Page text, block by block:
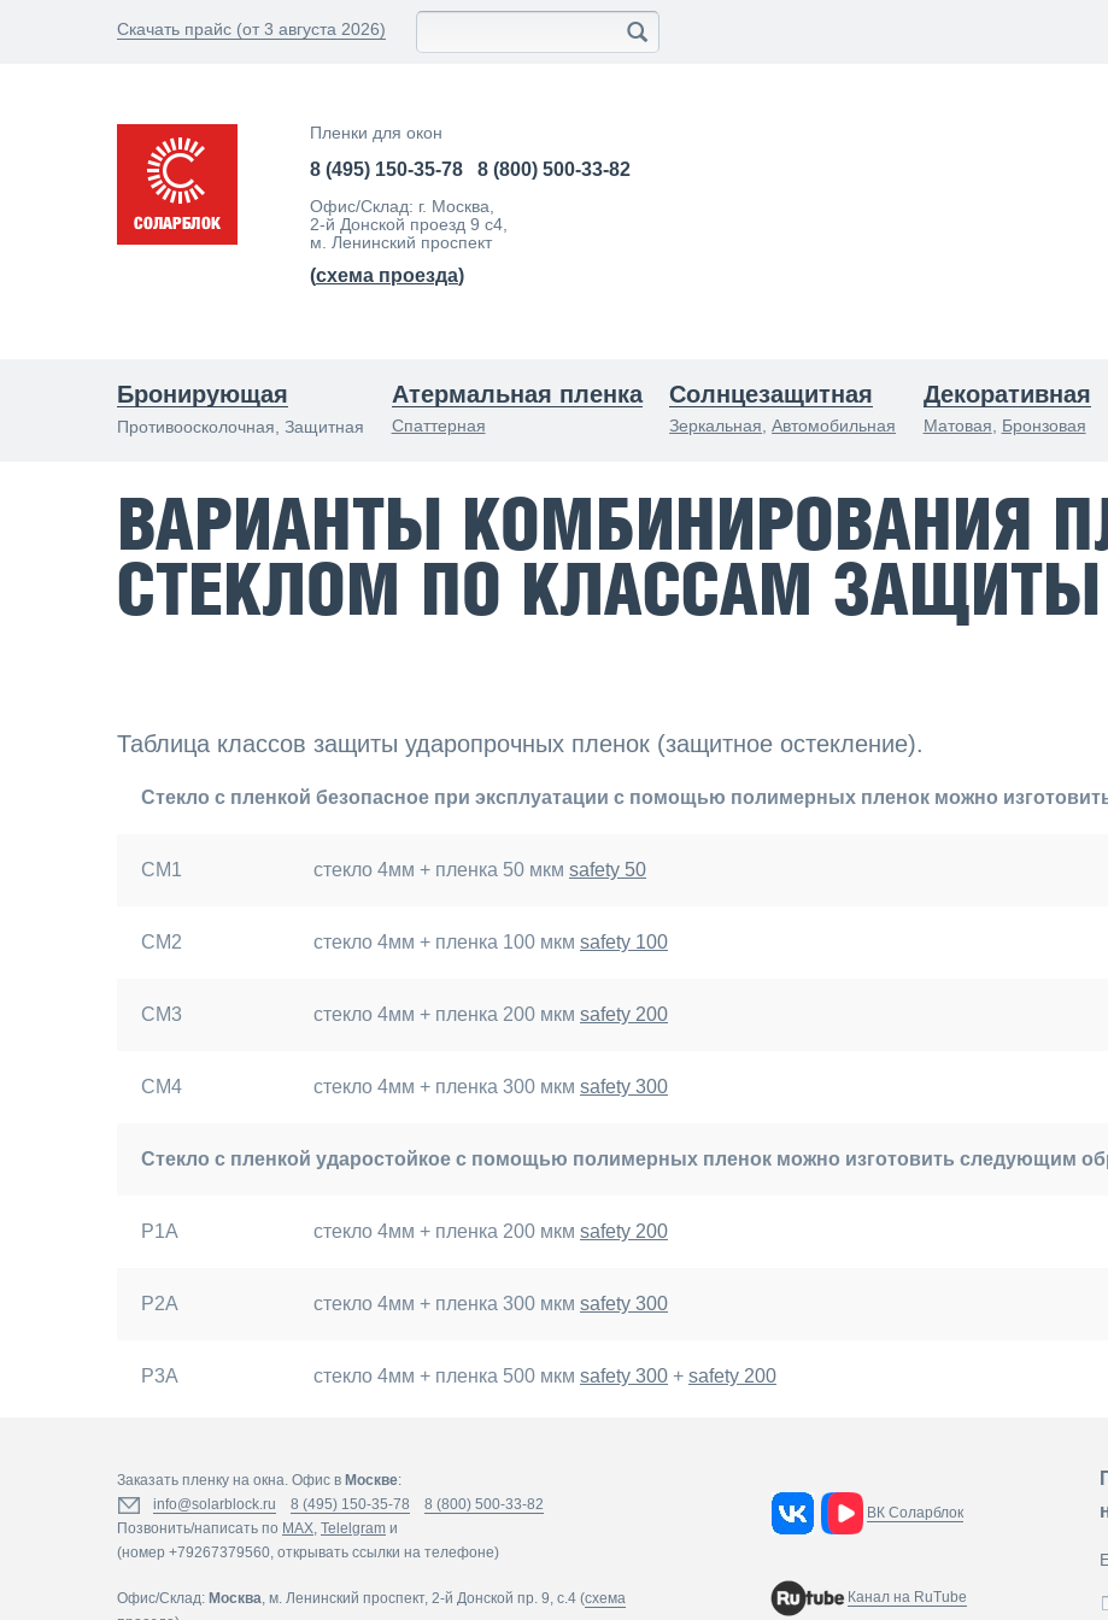
Скачать прайс (от 3 августа 2026)
Пленки для окон
8 (495) 150-35-78 8 (800) 500-33-82
Офис/Склад: г. Москва,
2-й Донской проезд 9 с4,
м. Ленинский проспект
(схема проезда)
Бронирующая
Противоосколочная, Защитная
Атермальная пленка
Спаттерная
Солнцезащитная
Зеркальная ,Автомобильная
Декоративная
Матовая Бронзовая
ВАРИАНТЫ КОМБИНИРОВАНИЯ
СТЕКЛОМ ПО КЛАССАМ ЗАЩИТЫ
Таблица классов защиты ударопрочных пленок (защитное остекление).
Стекло с пленкой безопасное при эксплуатации с помощью полимерных пленок можно
СМ1 стекло 4мм + пленка 50 мкм safety 50
СМ2 стекло 4мм + пленка 100 мкм safety 100
СМ3 стекло 4мм + пленка 200 мкм safety 200
СМ4 стекло 4мм + пленка 300 мкм safety 300
Стекло с пленкой ударостойкое с помощью полимерных пленок можно изготовить следующим
Р1А стекло 4мм + пленка 200 мкм safety 200
Р2А стекло 4мм + пленка 300 мкм safety 300
Р3А стекло 4мм + пленка 500 мкм safety 300 + safety 200
Заказать пленку на окна. Офис в Москве:
info@solarblock.ru
8 (495) 150-35-78
8 (800) 500-33-82
Позвонить/написать по MAX, Telelgram и
(номер +79267379560, открывать ссылки на телефоне)
Офис/Склад: Москва, м. Ленинский проспект, 2-й Донской пр. 9, c.4 (схема
ВК Соларблок
Канал на RuTube